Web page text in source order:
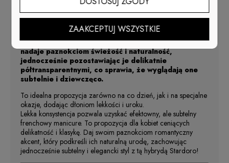
Mleczno-różowy kolor tego lakieru hybrydowego
nadaje paznokciom świeżość i naturalność,
jednocześnie pozostawiając je delikatnie
półtransparentnymi, co sprawia, że wyglądają one
subtelnie i dziewczęco.
To idealna propozycja zarówno na co dzień, jak i na specjalne
okazje, dodając dłoniom lekkości i uroku.
Lekka konsystencja pozwala uzyskać efektowny, ale subtelny
frenchowy manicure. To propozycja dla kobiet ceniących
delikatność i klasykę. Daj swoim paznokciom romantyczny
akcent, który podkreśli ich naturalną urodę, zachowując
jednocześnie subtelny i elegancki styl z tą hybrydą Stardoro!
ZAAKCEPTUJ WSZYSTKIE